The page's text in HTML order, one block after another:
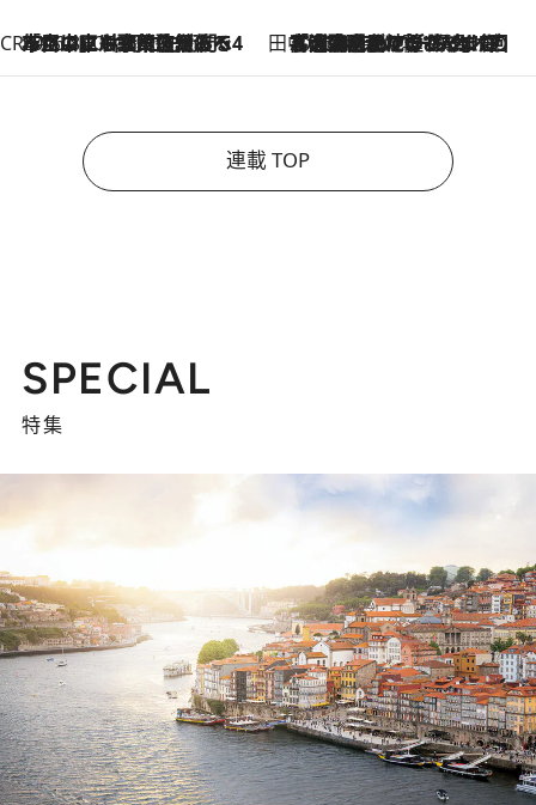
CREA'S CHOICE
2026.8.7
「立川にも歌舞伎があるんだよ」 片岡仁左衛門・市川中車ら豪華座組みで4年目の立川立飛歌舞伎へ 田中稲の勝手に再ブーム
2026.8.7
「湘南乃風に憧れて」観客大盛上がりの“タオル回し”に、ラッパー顔負けの高速歌唱まで…さだまさし（74）のアグレッシブすぎる現在地
連載 TOP
SPECIAL
特集